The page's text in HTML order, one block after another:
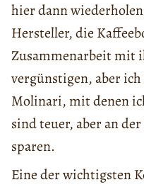
hier dann
Hersteller, die
Zusammenarbeit mit
vergünstigen, aber
Molinari, mit denen
sind teuer, aber an
sparen.
Eine der wichtigsten